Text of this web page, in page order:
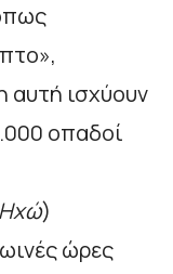
αυτή ισχύουν
οπαδοί
)
ώρες